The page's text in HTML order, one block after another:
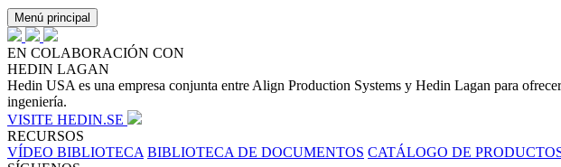
Menú principal
EN COLABORACIÓN CON
HEDIN LAGAN
Hedin USA es una empresa conjunta entre Align Production Systems y Hedin Lagan para
ingeniería.
VISITE HEDIN.SE
RECURSOS
VÍDEO BIBLIOTECA BIBLIOTECA DE DOCUMENTOS CATÁLOGO DE